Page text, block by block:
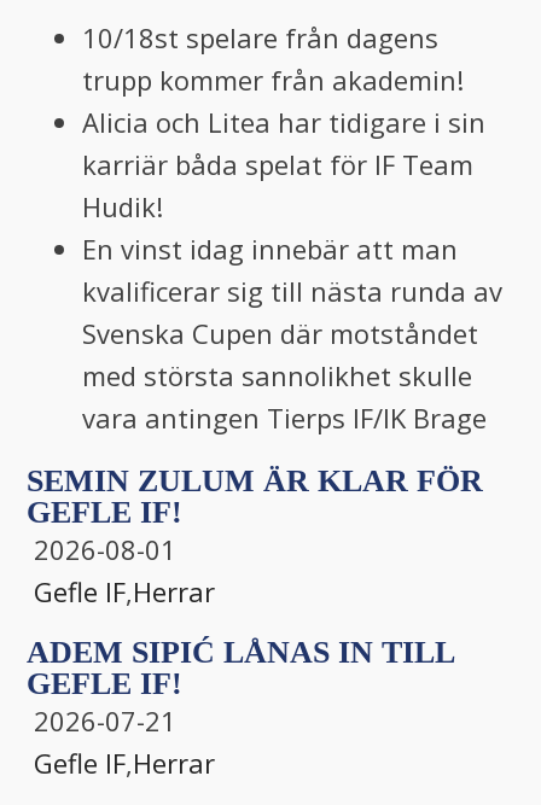
10/18st spelare från dagens
trupp kommer från akademin!
Alicia och Litea har tidigare i sin
karriär båda spelat för IF Team
Hudik!
En vinst idag innebär att man
kvalificerar sig till nästa runda av
Svenska Cupen där motståndet
med största sannolikhet skulle
vara antingen Tierps IF/IK Brage
SEMIN ZULUM ÄR KLAR FÖR
GEFLE IF!
2026-08-01
Gefle IF,Herrar
ADEM SIPIĆ LÅNAS IN TILL
GEFLE IF!
2026-07-21
Gefle IF,Herrar